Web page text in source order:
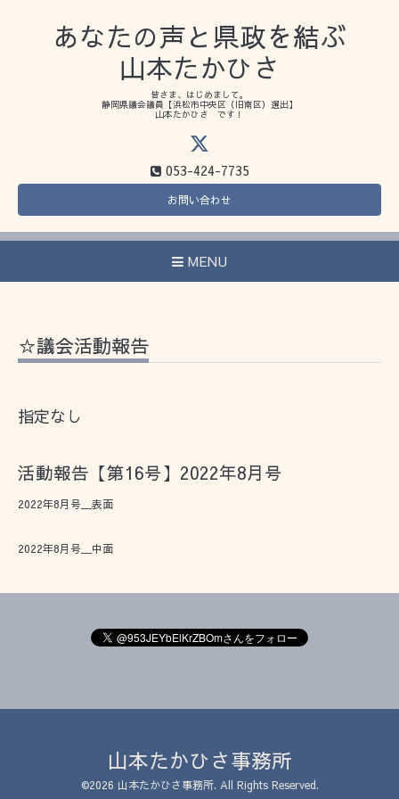
あなたの声と県政を結ぶ
山本たかひさ
皆さま、はじめまして。
静岡県議会議員【浜松市中央区（旧南区）選出】
山本たかひさ です！
053-424-7735
お問い合わせ
MENU
☆議会活動報告
指定なし
活動報告【第16号】2022年8月号
2022年8月号＿表面
2022年8月号＿中面
山本たかひさ事務所
©2026 山本たかひさ事務所. All Rights Reserved.